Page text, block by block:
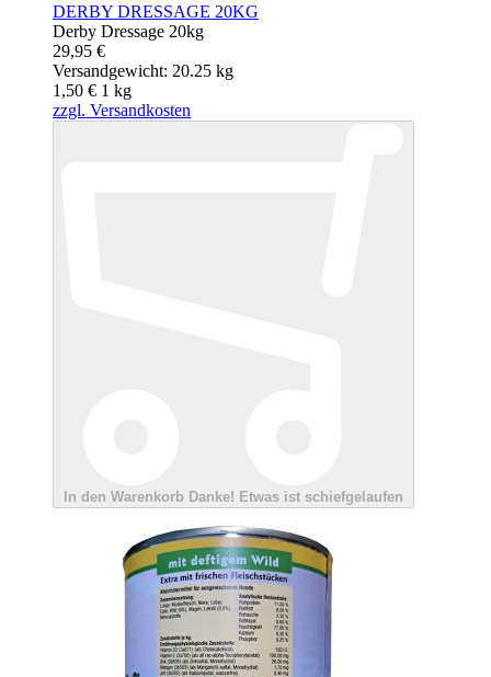
DERBY DRESSAGE 20KG
Derby Dressage 20kg
29,95 €
Versandgewicht: 20.25 kg
1,50 € 1 kg
zzgl. Versandkosten
In den Warenkorb Danke! Etwas ist schiefgelaufen